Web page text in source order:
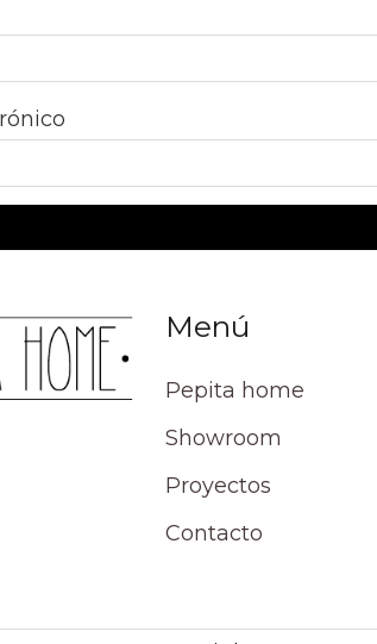
Menú
Pepita home
Showroom
Proyectos
Contacto